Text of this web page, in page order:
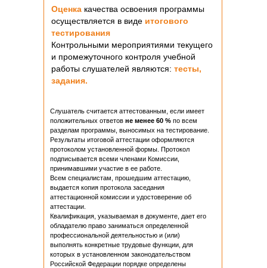
Оценка качества освоения программы
осуществляется в виде итогового
тестирования
Контрольными мероприятиями текущего
и промежуточного контроля учебной
работы слушателей являются: тесты,
задания.
Слушатель считается аттестованным, если имеет
положительных ответов не менее 60 % по всем
разделам программы, выносимых на тестирование.
Результаты итоговой аттестации оформляются
протоколом установленной формы. Протокол
подписывается всеми членами Комиссии,
принимавшими участие в ее работе.
Всем специалистам, прошедшим аттестацию,
выдается копия протокола заседания
аттестационной комиссии и удостоверение об
аттестации.
Квалификация, указываемая в документе, дает его
обладателю право заниматься определенной
профессиональной деятельностью и (или)
выполнять конкретные трудовые функции, для
которых в установленном законодательством
Российской Федерации порядке определены